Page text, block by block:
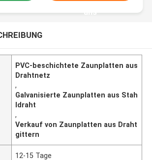
uns
PVC-beschichtete Zaunplatten aus
Drahtnetz
,
Galvanisierte Zaunplatten aus Stah
ldraht
,
Verkauf von Zaunplatten aus Draht
gittern
12-15 Tage